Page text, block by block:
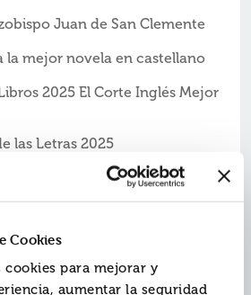
Cookies
cookies para mejorar y
aumentar la seguridad
Juan de San Clemente
la mejor novela en castellano
2025 El Corte Inglés Mejor
las Letras 2025
la descomposición total de una